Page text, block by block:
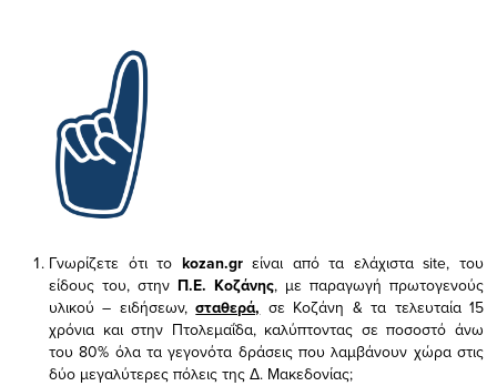
Γνωρίζετε ότι το kozan.gr είναι από τα ελάχισταsite, του
είδους του, στην Π.Ε. Κοζάνης, με παραγωγή πρωτογενούς
υλικού – ειδήσεων,σταθερά, σε Κοζάνη & τα τελευταία 15
χρόνια και στην Πτολεμαΐδα, καλύπτοντας σε ποσοστό άνω
του 80% όλα τα γεγονότα δράσεις που λαμβάνουν χώρα στις
δύο μεγαλύτερες πόλεις της Δ. Μακεδονίας;